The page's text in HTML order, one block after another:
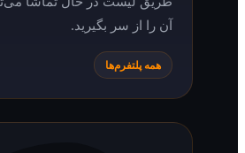
آن را از سر بگیرید.
همه پلتفرم‌ها